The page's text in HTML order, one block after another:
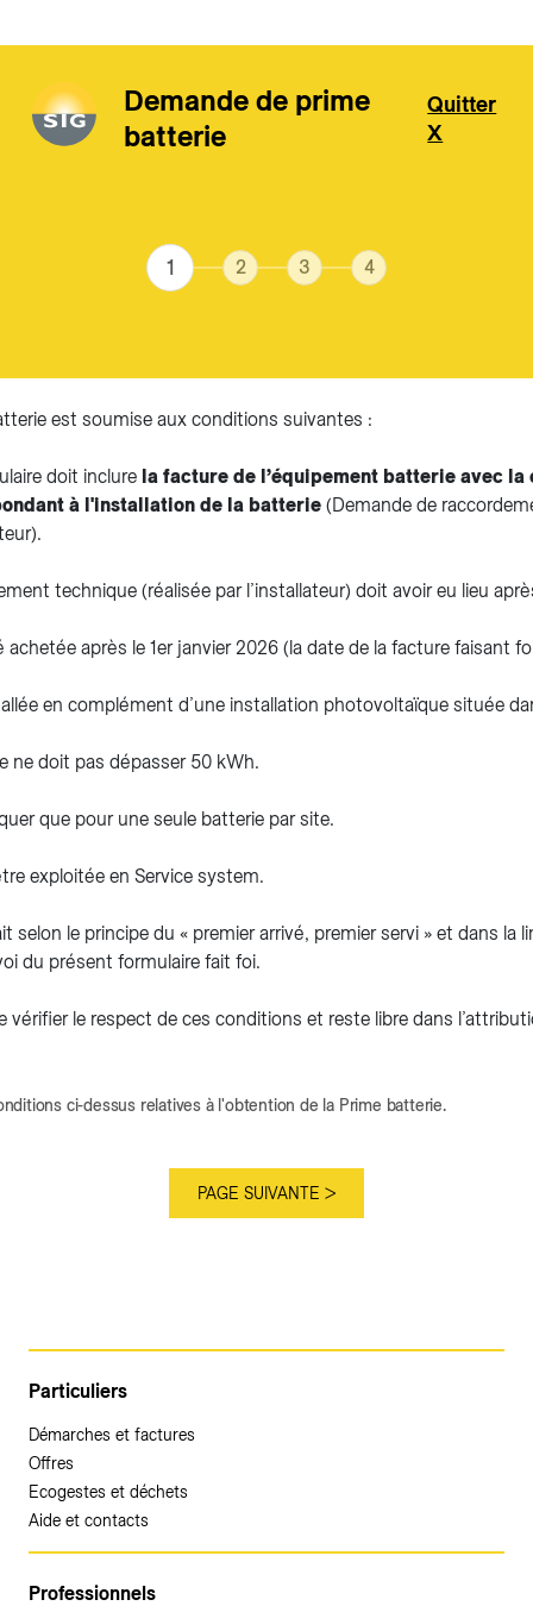
Aller au contenu principal
Demande de prime
batterie
Quitter
X
est soumise aux conditions suivantes :
doit inclure la facture de l’équipement batterie avec la
à l'installation de la batterie (Demande de
technique (réalisée par l’installateur) doit avoir eu lieu
après le 1er janvier 2026 (la date de la facture faisant
en complément d’une installation photovoltaïque située
ne doit pas dépasser 50 kWh.
que pour une seule batterie par site.
exploitée en Service system.
selon le principe du « premier arrivé, premier servi » et dans la
du présent formulaire fait foi.
vérifier le respect de ces conditions et reste libre dans
ci-dessus relatives à l'obtention de la Prime batterie.
Particuliers
Démarches et factures
Offres
Ecogestes et déchets
Aide et contacts
Professionnels